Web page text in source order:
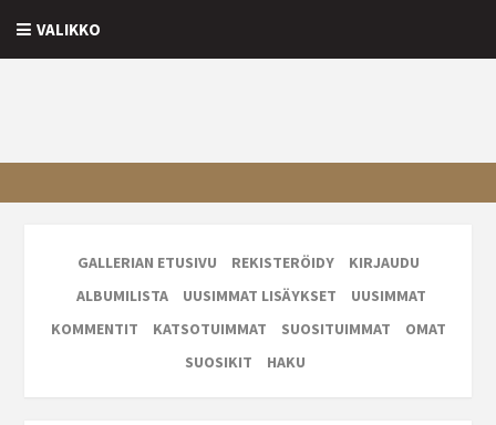
VALIKKO
GALLERIAN ETUSIVU REKISTERÖIDY
KIRJAUDU
ALBUMILISTA
UUSIMMAT LISÄYKSET
UUSIMMAT
KOMMENTIT
KATSOTUIMMAT SUOSITUIMMAT
OMAT
SUOSIKIT
HAKU